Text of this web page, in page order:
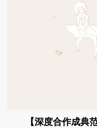
【深度合作成典范